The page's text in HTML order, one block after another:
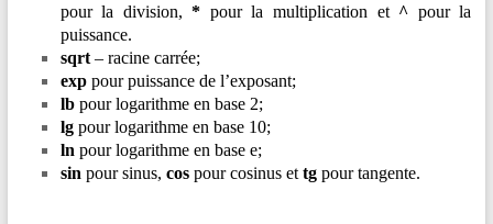
pour la division,* pour la multiplication et ^ pour la
puissance.
sqrt– racine carrée;
exppour puissance de l’exposant;
lbpour logarithme en base 2;
lgpour logarithme en base 10;
ln pour logarithme en base e;
sin pour sinus, cospour cosinus et tgpour tangente.